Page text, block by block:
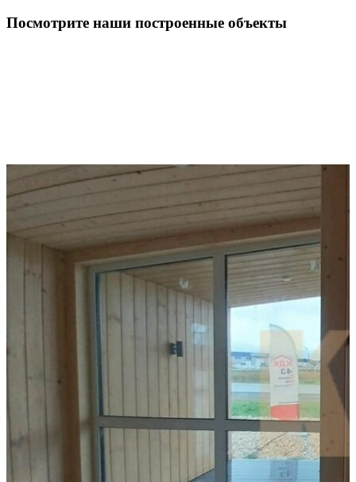
Посмотрите наши построенные объекты